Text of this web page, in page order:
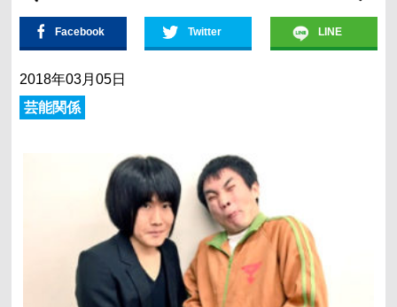
Facebook Twitter LINE
2018年03月05日
芸能関係